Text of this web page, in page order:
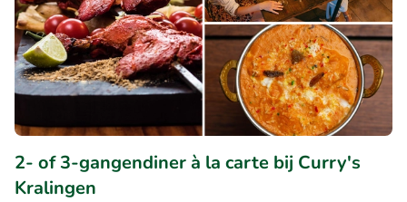
2- of 3-gangendiner à la carte bij Curry's
Kralingen